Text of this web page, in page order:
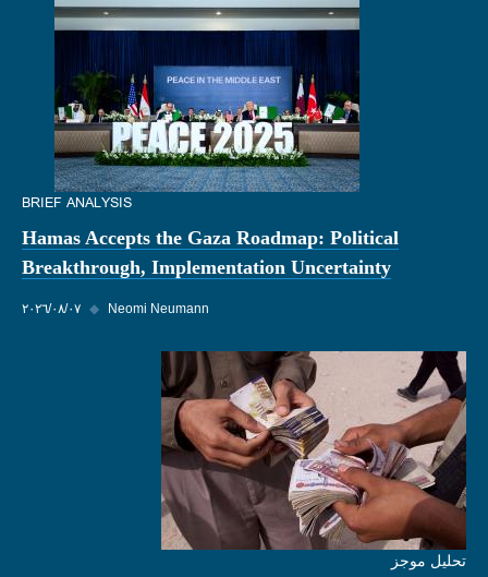
BRIEF ANALYSIS
Hamas Accepts the Gaza Roadmap: Political
Breakthrough, Implementation Uncertainty
٠٧‏/٠٨‏/٢٠٢٦ ◆ Neomi Neumann
تحليل موجز